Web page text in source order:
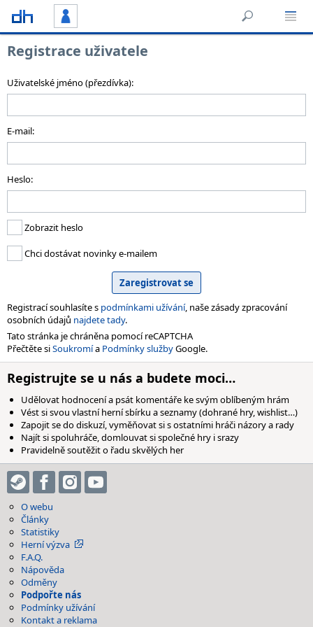
Registrace uživatele
Uživatelské jméno (přezdívka):
E-mail:
Heslo:
Zobrazit heslo
Chci dostávat novinky e-mailem
Registrací souhlasíte s podmínkami užívání, naše zásady zpracování
osobních údajů najdete tady.
Tato stránka je chráněna pomocí reCAPTCHA
Přečtěte siSoukromía Podmínky službyGoogle.
Registrujte se u nás a budete moci…
Udělovat hodnocení a psát komentáře ke svým oblíbeným hrám
Vést si svou vlastní herní sbírku a seznamy (dohrané hry, wishlist…)
Zapojit se do diskuzí, vyměňovat si s ostatními hráči názory a rady
Najít si spoluhráče, domlouvat si společné hry i srazy
Pravidelně soutěžit o řadu skvělých her
O webu
Články
Statistiky
Herní výzva
F.A.Q.
Nápověda
Odměny
Podpořte nás
Podmínky užívání
Kontakt a reklama